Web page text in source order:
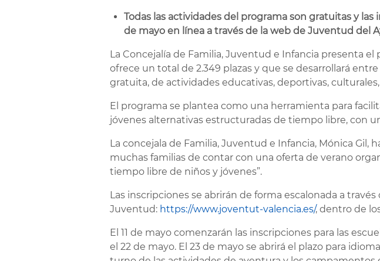
Todas las actividades del programa son gratuitas y las
de mayo en línea a través de la web de Juventud del
La Concejalía de Familia, Juventud e Infancia presenta
ofrece un total de 2.349 plazas y que se desarrollará
gratuita, de actividades educativas, deportivas,
El programa se plantea como una herramienta para
jóvenes alternativas estructuradas de tiempo libre, con
La concejala de Familia, Juventud e Infancia, Mónica Gil,
muchas familias de contar con una oferta de verano
tiempo libre de niños y jóvenes”.
Las inscripciones se abrirán de forma escalonada a
Juventud: https://www.joventut-valencia.es/, dentro de
El 11 de mayo comenzarán las inscripciones para las
el 22 de mayo. El 23 de mayo se abrirá el plazo para